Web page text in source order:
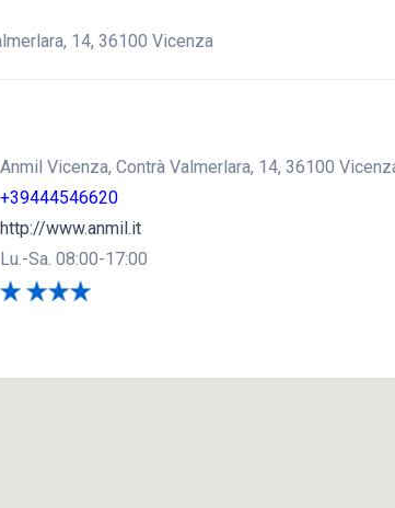
14, 36100 Vicenza
Anmil Vicenza, Contrà Valmerlara, 14, 36100
+39444546620
http://www.anmil.it
Lu.-Sa. 08:00-17:00